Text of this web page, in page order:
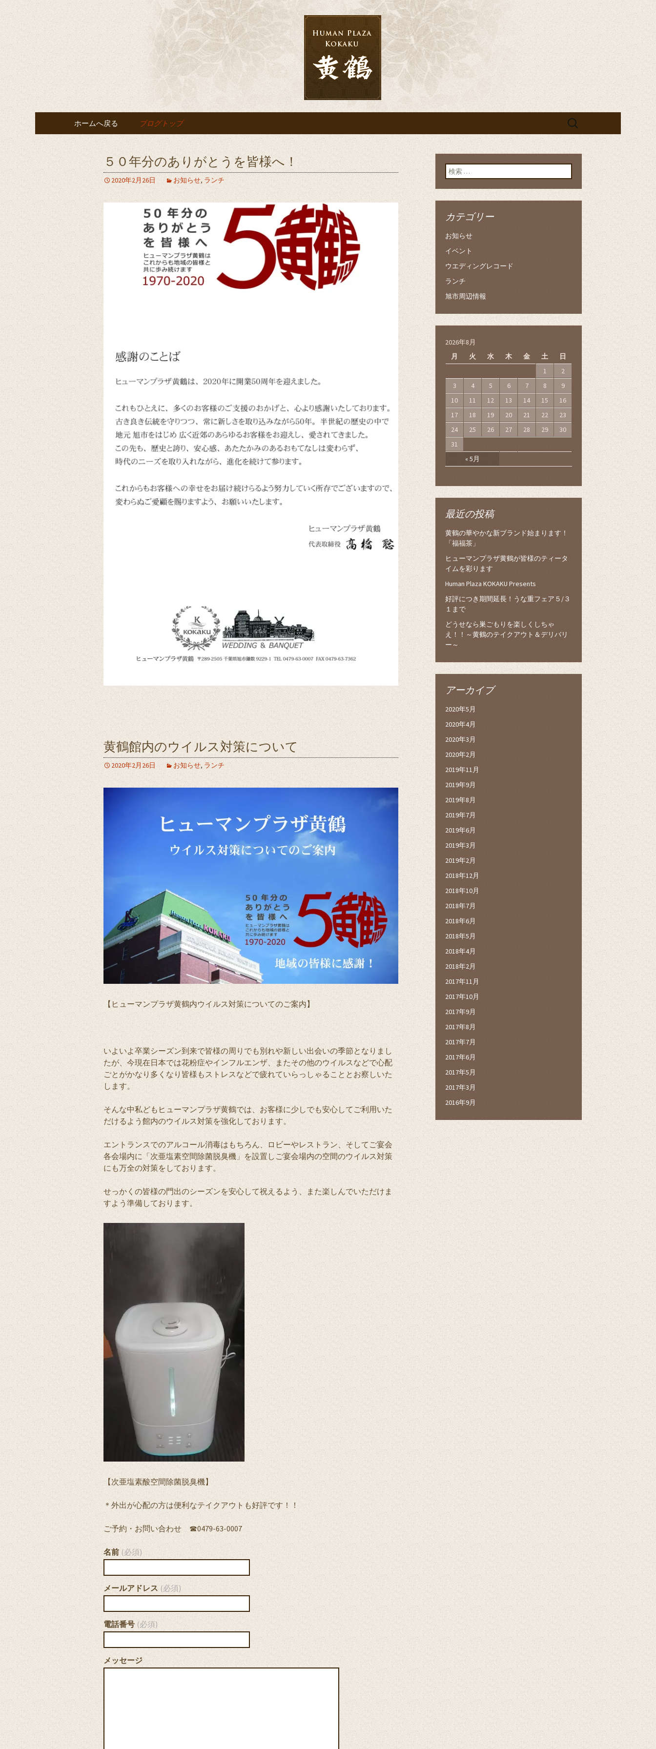
千葉の宴会・結婚式・披露宴なら「黄
鶴」へ
千葉の宴会・結婚式・披露宴なら「黄鶴」へ
コンテンツへ移動
ホームへ戻る ブログトップ
検
５０年分のありがとうを皆様へ！
2020年2月26日 お知らせ, ランチ
黄鶴館内のウイルス対策について
2020年2月26日 お知らせ, ランチ
【ヒューマンプラザ黄鶴内ウイルス対策についてのご案内】
いよいよ卒業シーズン到来で皆様の周りでも別れや新しい出会いの季節となりまし
たが、今現在日本では花粉症やインフルエンザ、またその他のウイルスなどで心配
ごとがかなり多くなり皆様もストレスなどで疲れていらっしゃることとお察しいた
します。
そんな中私どもヒューマンプラザ黄鶴では、お客様に少しでも安心してご利用いた
だけるよう館内のウイルス対策を強化しております。
エントランスでのアルコール消毒はもちろん、ロビーやレストラン、そしてご宴会
各会場内に「次亜塩素空間除菌脱臭機」を設置しご宴会場内の空間のウイルス対策
にも万全の対策をしております。
せっかくの皆様の門出のシーズンを安心して祝えるよう、また楽しんでいただけま
すよう準備しております。
【次亜塩素酸空間除菌脱臭機】
＊外出が心配の方は便利なテイクアウトも好評です！！
ご予約・お問い合わせ ☎0479-63-0007
名前 (必須)
メールアドレス (必須)
電話番号 (必須)
メッセージ
検索:
カテゴリー
お知らせ
イベント
ウエディングレコード
ランチ
旭市周辺情報
2026年8月
月
火 水 木 金 土 日
« 5月
1
2
3
4 5 6 7 8
9
10
11 12 13 14 15
16
17
18 19 20 21 22
23
24
25 26 27 28 29
30
31
最近の投稿
黄鶴の華やかな新ブランド始まります！
「福福茶」
ヒューマンプラザ黄鶴が皆様のティータ
イムを彩ります
Human Plaza KOKAKU Presents
好評につき期間延長！うな重フェア５/３
１まで
どうせなら巣ごもりを楽しくしちゃ
え！！～黄鶴のテイクアウト＆デリバリ
ー～
アーカイブ
2020年5月
2020年4月
2020年3月
2020年2月
2019年11月
2019年9月
2019年8月
2019年7月
2019年6月
2019年3月
2019年2月
2018年12月
2018年10月
2018年7月
2018年6月
2018年5月
2018年4月
2018年2月
2017年11月
2017年10月
2017年9月
2017年8月
2017年7月
2017年6月
2017年5月
2017年3月
2016年9月